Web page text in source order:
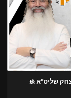
שליט"א 🚸